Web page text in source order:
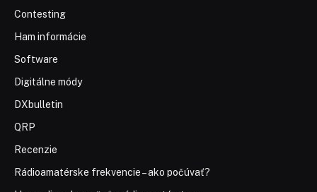
Contesting
Ham informácie
Software
Digitálne módy
DXbulletin
QRP
Recenzie
Rádioamatérske frekvencie – ako počúvať?